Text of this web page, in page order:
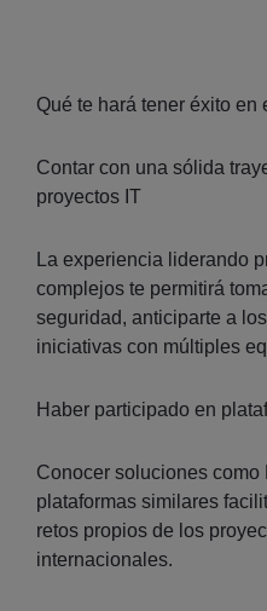
Qué te hará tener éxito en
Contar con una sólida
proyectos IT
La experiencia liderando
complejos te permitirá
seguridad, anticiparte a
iniciativas con múltiples
Haber participado en
Conocer soluciones como
plataformas similares
retos propios de los
internacionales.